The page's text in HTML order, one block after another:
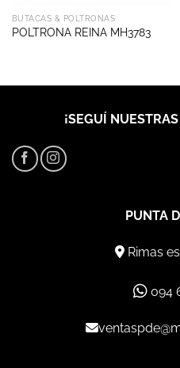
BUTACAS & POLTRONAS
POLTRONA REINA MH3783
¡SEGUÍ
PUNTA
Rimas
094